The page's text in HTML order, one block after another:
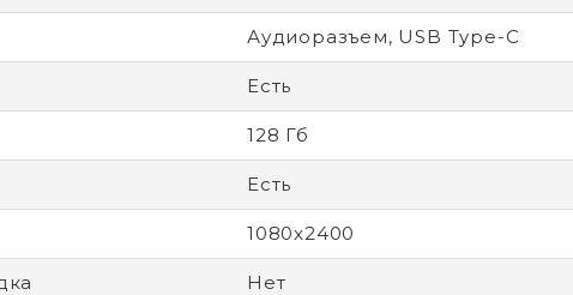
Аудиоразъем, USB Type-C
Есть
128 Гб
Есть
1080x2400
Нет